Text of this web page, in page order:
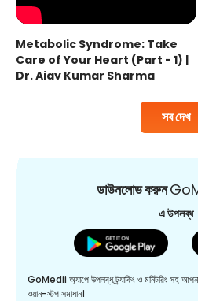
সব দেখ
Metabolic Syndrome: Take
Care of Your Heart (Part - 1) |
Dr. Ajay Kumar Sharma
ডাউনলোড করুন
এ উপলব্ধ
GoMedii অ্যাপে উপলব্ধ ট্র্যাকিং ও মনিটরিং সহ
ওয়ান-স্টপ সমাধান।